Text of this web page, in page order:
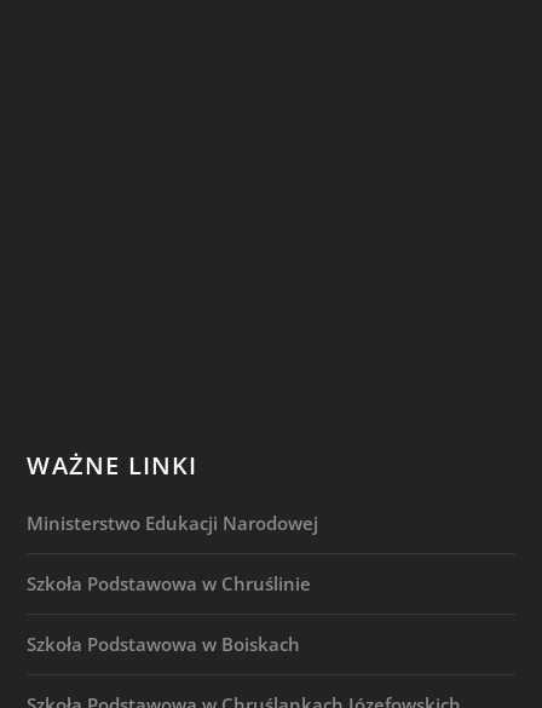
WAŻNE LINKI
Ministerstwo Edukacji Narodowej
Szkoła Podstawowa w Chruślinie
Szkoła Podstawowa w Boiskach